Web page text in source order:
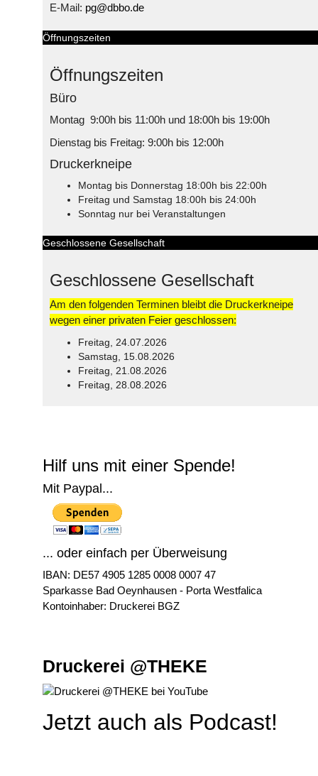
E-Mail: pg@dbbo.de
Öffnungszeiten
Öffnungszeiten
Büro
Montag 9:00h bis 11:00h und 18:00h bis 19:00h
Dienstag bis Freitag: 9:00h bis 12:00h
Druckerkneipe
Montag bis Donnerstag 18:00h bis 22:00h
Freitag und Samstag 18:00h bis 24:00h
Sonntag nur bei Veranstaltungen
Geschlossene Gesellschaft
Geschlossene Gesellschaft
Am den folgenden Terminen bleibt die Druckerkneipe
wegen einer privaten Feier geschlossen:
Freitag, 24.07.2026
Samstag, 15.08.2026
Freitag, 21.08.2026
Freitag, 28.08.2026
Hilf uns mit einer Spende!
Mit Paypal...
... oder einfach per Überweisung
IBAN: DE57 4905 1285 0008 0007 47
Sparkasse Bad Oeynhausen - Porta Westfalica
Kontoinhaber: Druckerei BGZ
Druckerei @THEKE
Jetzt auch als Podcast!